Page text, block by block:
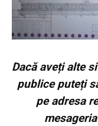
Dacă aveți alte
publice puteți
pe adresa